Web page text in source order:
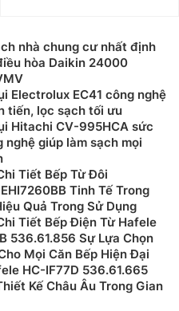
nhà chung cư nhất định
hòa Daikin 24000
Electrolux EC41 công nghệ
tiến, lọc sạch tối ưu
Hitachi CV-995HCA sức
nghệ giúp làm sạch mọi
Tiết Bếp Từ Đôi
Tinh Tế Trong
Quả Trong Sử Dụng
Tiết Bếp Điện Từ Hafele
536.61.856 Sự Lựa Chọn
Mọi Căn Bếp Hiện Đại
HC-IF77D 536.61.665
Kế Châu Âu Trong Gian